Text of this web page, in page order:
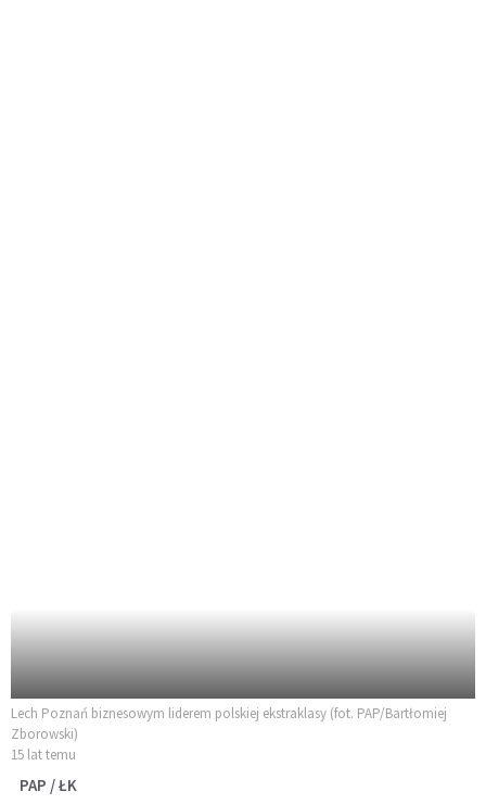
Lech Poznań biznesowym liderem polskiej ekstraklasy (fot. PAP/Bartłomiej
Zborowski)
15 lat temu
PAP / ŁK